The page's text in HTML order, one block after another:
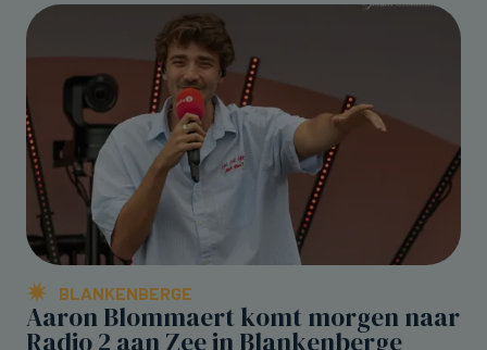
BLANKENBERGE
Aaron Blommaert komt morgen naar
Radio 2 aan Zee in Blankenberge